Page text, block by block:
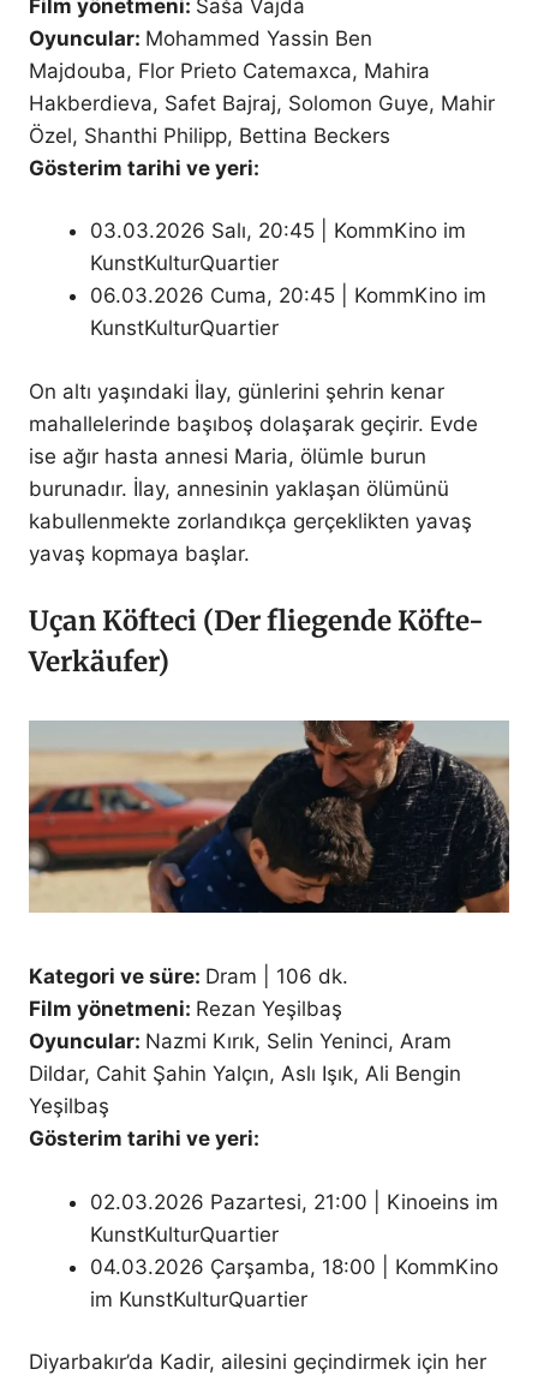
Film yönetmeni: Saša Vajda
Oyuncular: Mohammed Yassin Ben
Majdouba, Flor Prieto Catemaxca, Mahira
Hakberdieva, Safet Bajraj, Solomon Guye, Mahir
Özel, Shanthi Philipp, Bettina Beckers
Gösterim tarihi ve yeri:
03.03.2026 Salı, 20:45 | KommKino im
KunstKulturQuartier
06.03.2026 Cuma, 20:45 | KommKino im
KunstKulturQuartier
On altı yaşındaki İlay, günlerini şehrin kenar
mahallelerinde başıboş dolaşarak geçirir. Evde
ise ağır hasta annesi Maria, ölümle burun
burunadır. İlay, annesinin yaklaşan ölümünü
kabullenmekte zorlandıkça gerçeklikten yavaş
yavaş kopmaya başlar.
Uçan Köfteci (Der fliegende Köfte-
Verkäufer)
Kategori ve süre: Dram | 106 dk.
Film yönetmeni: Rezan Yeşilbaş
Oyuncular: Nazmi Kırık, Selin Yeninci, Aram
Dildar, Cahit Şahin Yalçın, Aslı Işık, Ali Bengin
Yeşilbaş
Gösterim tarihi ve yeri:
02.03.2026 Pazartesi, 21:00 | Kinoeins im
KunstKulturQuartier
04.03.2026 Çarşamba, 18:00 | KommKino
im KunstKulturQuartier
Diyarbakır’da Kadir, ailesini geçindirmek için her